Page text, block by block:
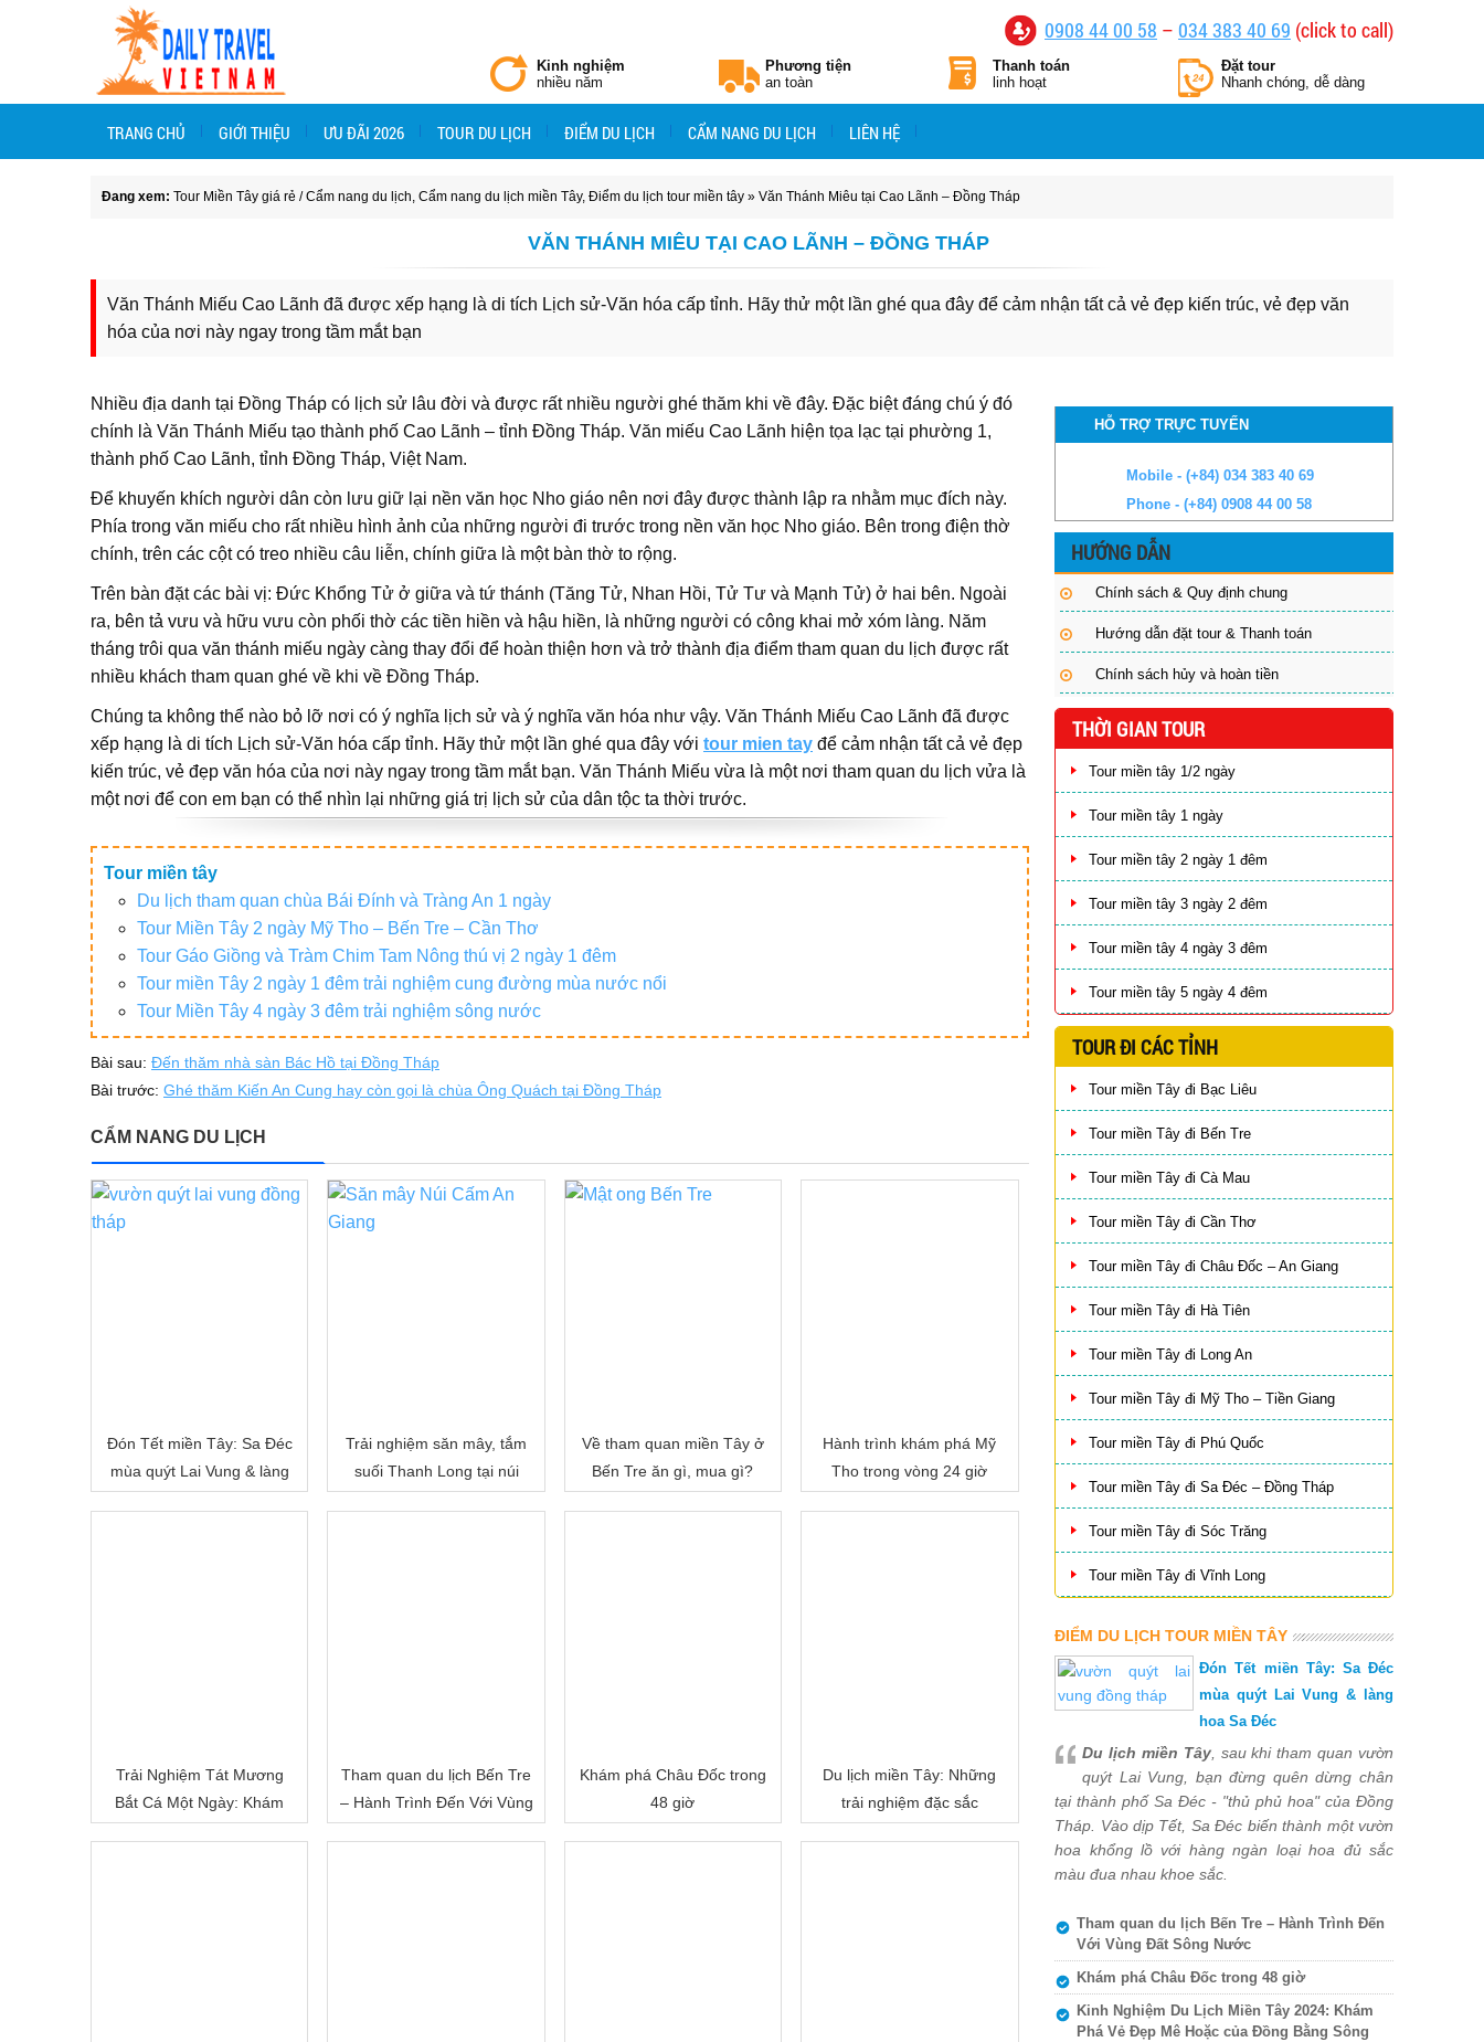
0908 44 00 58 – 034 383 40 69 (click to call)
Kinh nghiệm
nhiều năm
Phương tiện
an toàn
Thanh toán
linh hoạt
Đặt tour
Nhanh chóng, dễ dàng
TRANG CHỦ GIỚI THIỆU ƯU ĐÃI 2026 TOUR DU LỊCH ĐIỂM DU LỊCH CẨM NANG DU LỊCH LIÊN HỆ
Đang xem: Tour Miền Tây giá rẻ /Cẩm nang du lịch, Cẩm nang du lịch miền Tây, Điểm du lịch tour miền tây » Văn Thánh Miêu tại Cao Lãnh – Đồng Tháp
VĂN THÁNH MIÊU TẠI CAO LÃNH – ĐỒNG THÁP
Văn Thánh Miếu Cao Lãnh đã được xếp hạng là di tích Lịch sử-Văn hóa cấp tỉnh. Hãy thử một lần ghé qua đây để cảm nhận tất cả vẻ đẹp kiến trúc, vẻ đẹp văn
hóa của nơi này ngay trong tầm mắt bạn
Nhiều địa danh tại Đồng Tháp có lịch sử lâu đời và được rất nhiều người ghé thăm khi về đây. Đặc biệt đáng chú ý đó
chính là Văn Thánh Miếu tạo thành phố Cao Lãnh – tỉnh Đồng Tháp. Văn miếu Cao Lãnh hiện tọa lạc tại phường 1,
thành phố Cao Lãnh, tỉnh Đồng Tháp, Việt Nam.
Để khuyến khích người dân còn lưu giữ lại nền văn học Nho giáo nên nơi đây được thành lập ra nhằm mục đích này.
Phía trong văn miếu cho rất nhiều hình ảnh của những người đi trước trong nền văn học Nho giáo. Bên trong điện thờ
chính, trên các cột có treo nhiều câu liễn, chính giữa là một bàn thờ to rộng.
Trên bàn đặt các bài vị: Đức Khổng Tử ở giữa và tứ thánh (Tăng Tử, Nhan Hồi, Tử Tư và Mạnh Tử) ở hai bên. Ngoài
ra, bên tả vưu và hữu vưu còn phối thờ các tiền hiền và hậu hiền, là những người có công khai mở xóm làng. Năm
tháng trôi qua văn thánh miếu ngày càng thay đổi để hoàn thiện hơn và trở thành địa điểm tham quan du lịch được rất
nhiều khách tham quan ghé về khi về Đồng Tháp.
Chúng ta không thể nào bỏ lỡ nơi có ý nghĩa lịch sử và ý nghĩa văn hóa như vậy. Văn Thánh Miếu Cao Lãnh đã được
xếp hạng là di tích Lịch sử-Văn hóa cấp tỉnh. Hãy thử một lần ghé qua đây với tour mien tay để cảm nhận tất cả vẻ đẹp
kiến trúc, vẻ đẹp văn hóa của nơi này ngay trong tầm mắt bạn. Văn Thánh Miếu vừa là một nơi tham quan du lịch vửa là
một nơi để con em bạn có thể nhìn lại những giá trị lịch sử của dân tộc ta thời trước.
Tour miền tây
Du lịch tham quan chùa Bái Đính và Tràng An 1 ngày
Tour Miền Tây 2 ngày Mỹ Tho – Bến Tre – Cần Thơ
Tour Gáo Giồng và Tràm Chim Tam Nông thú vị 2 ngày 1 đêm
Tour miền Tây 2 ngày 1 đêm trải nghiệm cung đường mùa nước nổi
Tour Miền Tây 4 ngày 3 đêm trải nghiệm sông nước
Bài sau: Đến thăm nhà sàn Bác Hồ tại Đồng Tháp
Bài trước: Ghé thăm Kiến An Cung hay còn gọi là chùa Ông Quách tại Đồng Tháp
CẨM NANG DU LỊCH
Đón Tết miền Tây: Sa Đéc
mùa quýt Lai Vung & làng
Trải nghiệm săn mây, tắm
suối Thanh Long tại núi
Về tham quan miền Tây ở
Bến Tre ăn gì, mua gì?
Hành trình khám phá Mỹ
Tho trong vòng 24 giờ
Trải Nghiệm Tát Mương
Bắt Cá Một Ngày: Khám
Tham quan du lịch Bến Tre
– Hành Trình Đến Với Vùng
Khám phá Châu Đốc trong
48 giờ
Du lịch miền Tây: Những
trải nghiệm đặc sắc
HỖ TRỢ TRỰC TUYẾN
Mobile - (+84) 034 383 40 69
Phone - (+84) 0908 44 00 58
HƯỚNG DẪN
Chính sách & Quy định chung
Hướng dẫn đặt tour & Thanh toán
Chính sách hủy và hoàn tiền
THỜI GIAN TOUR
Tour miền tây 1/2 ngày
Tour miền tây 1 ngày
Tour miền tây 2 ngày 1 đêm
Tour miền tây 3 ngày 2 đêm
Tour miền tây 4 ngày 3 đêm
Tour miền tây 5 ngày 4 đêm
TOUR ĐI CÁC TỈNH
Tour miền Tây đi Bạc Liêu
Tour miền Tây đi Bến Tre
Tour miền Tây đi Cà Mau
Tour miền Tây đi Cần Thơ
Tour miền Tây đi Châu Đốc – An Giang
Tour miền Tây đi Hà Tiên
Tour miền Tây đi Long An
Tour miền Tây đi Mỹ Tho – Tiền Giang
Tour miền Tây đi Phú Quốc
Tour miền Tây đi Sa Đéc – Đồng Tháp
Tour miền Tây đi Sóc Trăng
Tour miền Tây đi Vĩnh Long
ĐIỂM DU LỊCH TOUR MIỀN TÂY
Đón Tết miền Tây: Sa Đéc
mùa quýt Lai Vung & làng
hoa Sa Đéc
Du lịch miền Tây, sau khi tham quan vườn
quýt Lai Vung, bạn đừng quên dừng chân
tại thành phố Sa Đéc - "thủ phủ hoa" của Đồng
Tháp. Vào dịp Tết, Sa Đéc biến thành một vườn
hoa khổng lồ với hàng ngàn loại hoa đủ sắc
màu đua nhau khoe sắc.
Tham quan du lịch Bến Tre – Hành Trình Đến
Với Vùng Đất Sông Nước
Khám phá Châu Đốc trong 48 giờ
Kinh Nghiệm Du Lịch Miền Tây 2024: Khám
Phá Vẻ Đẹp Mê Hoặc của Đồng Bằng Sông